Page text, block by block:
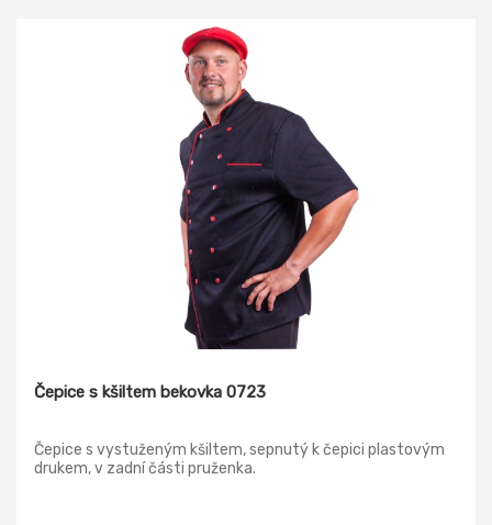
Čepice s kšiltem bekovka 0723
Čepice s vystuženým kšiltem, sepnutý k čepici plastovým
drukem, v zadní části pruženka.